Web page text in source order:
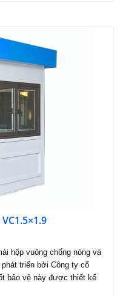
hộp vuông chống nóng và
triển bởi Công ty cổ
bảo vệ này được thiết kế